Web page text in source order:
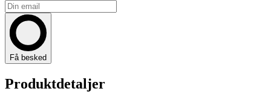
Få besked
Produktdetaljer